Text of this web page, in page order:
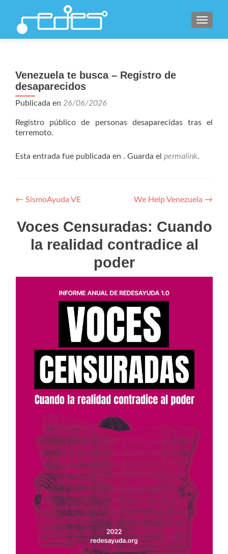
Venezuela te busca – Registro de
desaparecidos
Publicada en 26/06/2026
Registro público de personas desaparecidas tras el
terremoto.
Esta entrada fue publicada en . Guarda el permalink.
Navegación
de
entradas
← SismoAyuda VE We Help Venezuela →
Voces Censuradas: Cuando
la realidad contradice al
poder